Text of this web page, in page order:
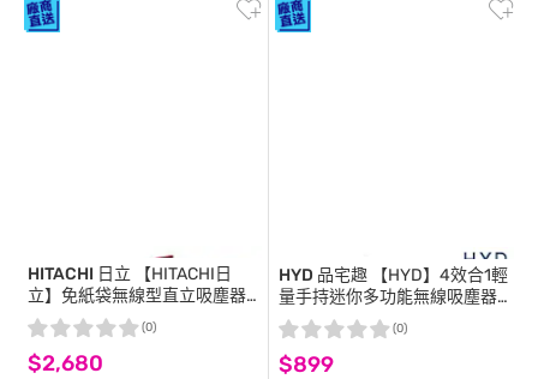
HITACHI 日立 【HITACHI日
立】免紙袋無線型直立吸塵器
PV-X90P
$2,680
(0)
HYD 品宅趣 【HYD】4效合1輕
量手持迷你多功能無線吸塵器
D-89 (車用/多功能)
$899
(0)